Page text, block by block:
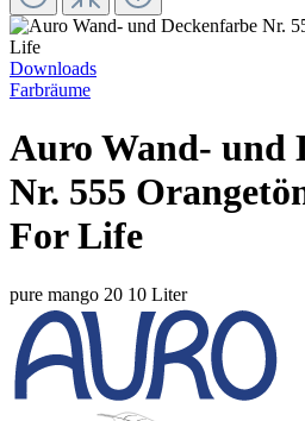
Downloads
Farbräume
Auro Wand- und
Nr. 555
For Life
pure mango 20 10 Liter